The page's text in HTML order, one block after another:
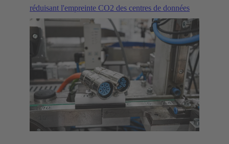
réduisant l'empreinte CO2 des centres de données